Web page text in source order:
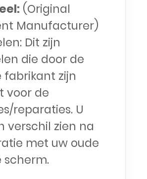
(Original
Manufacturer)
Dit zijn
die door de
fabrikant zijn
voor de
reparaties. U
verschil zien na
met uw oude
scherm.